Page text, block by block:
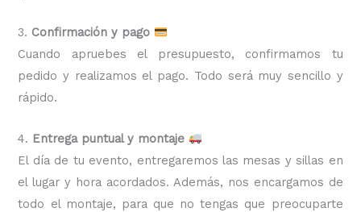
3. Confirmación y pago
Cuando apruebes el presupuesto, confirmamos tu
pedido y realizamos el pago. Todo será muy sencillo y
rápido.
4. Entrega puntual y montaje
El día de tu evento, entregaremos las mesas y sillas en
el lugar y hora acordados. Además, nos encargamos de
todo el montaje, para que no tengas que preocuparte